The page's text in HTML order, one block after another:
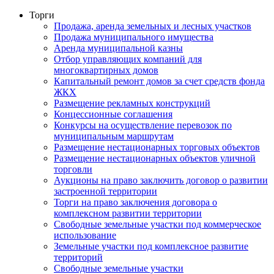
Торги
Продажа, аренда земельных и лесных участков
Продажа муниципального имущества
Аренда муниципальной казны
Отбор управляющих компаний для
многоквартирных домов
Капитальный ремонт домов за счет средств фонда
ЖКХ
Размещение рекламных конструкций
Концессионные соглашения
Конкурсы на осуществление перевозок по
муниципальным маршрутам
Размещение нестационарных торговых объектов
Размещение нестационарных объектов уличной
торговли
Аукционы на право заключить договор о развитии
застроенной территории
Торги на право заключения договора о
комплексном развитии территории
Свободные земельные участки под коммерческое
использование
Земельные участки под комплексное развитие
территорий
Свободные земельные участки